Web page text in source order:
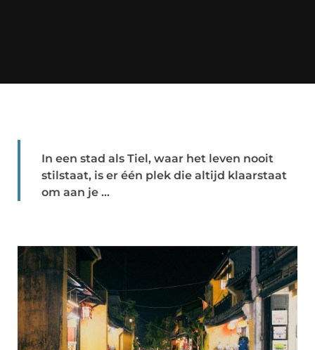
In een stad als Tiel, waar het leven nooit
stilstaat, is er één plek die altijd klaarstaat
om aan je ...